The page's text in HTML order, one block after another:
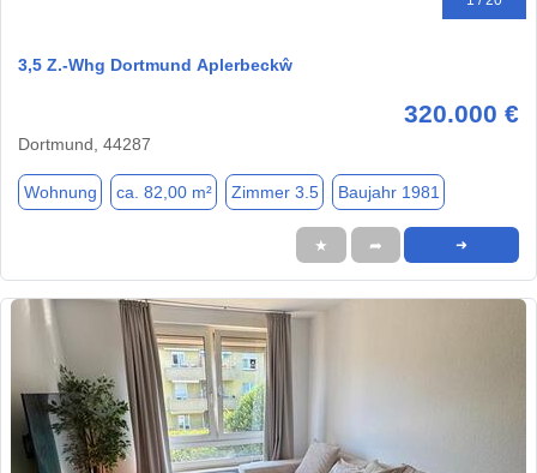
3,5 Z.-Whg Dortmund Aplerbeckŵ
320.000 €
Dortmund, 44287
Wohnung ca. 82,00 m² Zimmer 3.5 Baujahr 1981
★ ➦ ➜